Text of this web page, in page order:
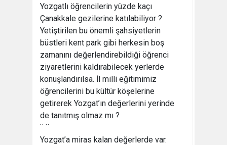
Yozgatlı öğrencilerin yüzde kaçı
Çanakkale gezilerine katılabiliyor ?
Yetiştirilen bu önemli şahsiyetlerin
büstleri kent park gibi herkesin boş
zamanını değerlendirebildiği öğrenci
ziyaretlerini kaldırabilecek yerlerde
konuşlandırılsa. İl milli eğitimimiz
öğrencilerini bu kültür köşelerine
getirerek Yozgat’ın değerlerini yerinde
de tanıtmış olmaz mı ?
¨ ¨
Yozgat’a miras kalan değerlerde var.